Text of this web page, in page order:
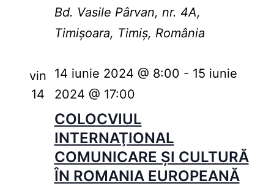
Bd. Vasile Pârvan, nr. 4A,
Timișoara, Timiș, România
vin
14
COLOCVIUL
INTERNAŢIONAL
COMUNICARE ŞI CULTURĂ
ÎN ROMANIA EUROPEANĂ
14 iunie 2024 @ 8:00 - 15 iunie
2024 @ 17:00